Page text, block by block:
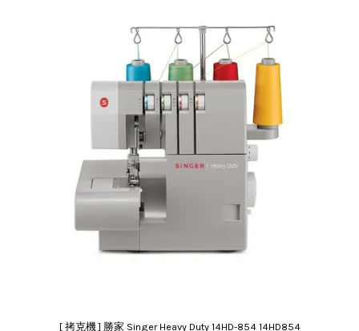
[ 拷克機 ] 勝家 Singer Heavy Duty 14HD-854 14HD854